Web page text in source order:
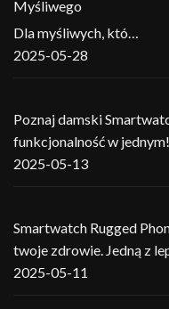
Myśliwego
Dla myśliwych, któ…
2025-05-28
Poznaj damski
funkcjonalność w jednym!
2025-05-13
Smartwatch Rugged
twoje zdrowie. Jedną z
2025-05-11